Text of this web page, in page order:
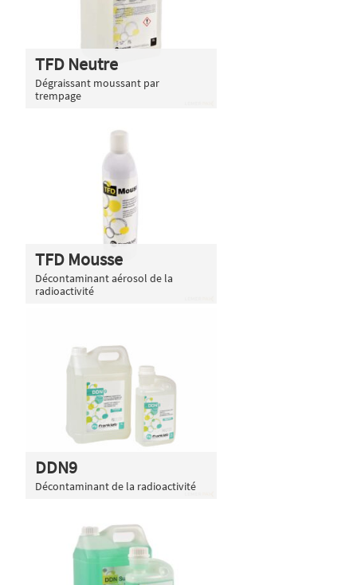
TFD Neutre
Dégraissant moussant par
trempage
TFD Mousse
Décontaminant aérosol de la
radioactivité
DDN9
Décontaminant de la radioactivité